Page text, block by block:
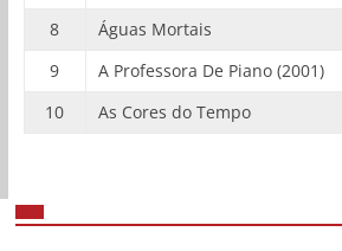
8
Águas Mortais
9
A Professora De Piano (2001)
10
As Cores do Tempo